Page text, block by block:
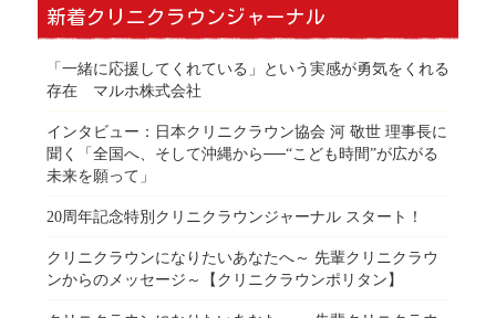
新着クリニクラウンジャーナル
「一緒に応援してくれている」という実感が勇気をくれる
存在 マルホ株式会社
インタビュー：日本クリニクラウン協会 河 敬世 理事長に
聞く「全国へ、そして沖縄から──“こども時間”が広がる
未来を願って」
20周年記念特別クリニクラウンジャーナル スタート！
クリニクラウンになりたいあなたへ～ 先輩クリニクラウ
ンからのメッセージ～【クリニクラウンポリタン】